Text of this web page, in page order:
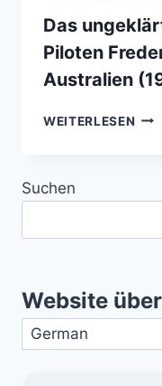
Das
Piloten
Australien
WEITERLESEN DAS
Suchen
Website